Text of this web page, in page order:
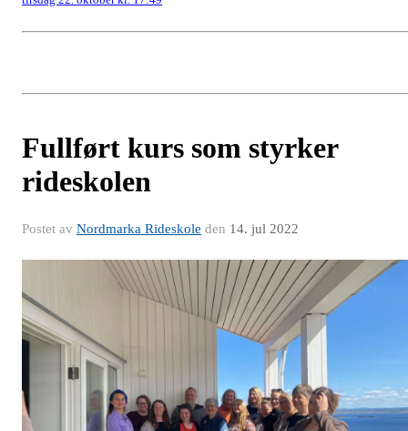
Fullført kurs som styrker
rideskolen
Postet av Nordmarka Rideskole den 14. jul 2022